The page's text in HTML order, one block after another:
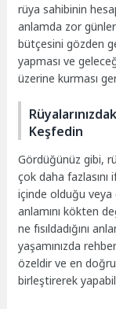
rüya sahibinin
anlamda zor
bütçesini gözden
yapması ve
üzerine kurması
Keşfedin
Gördüğünüz gibi,
çok daha
içinde olduğu veya
anlamını kökten
ne fısıldadığını
yaşamınızda
özeldir ve en
birleştirerek